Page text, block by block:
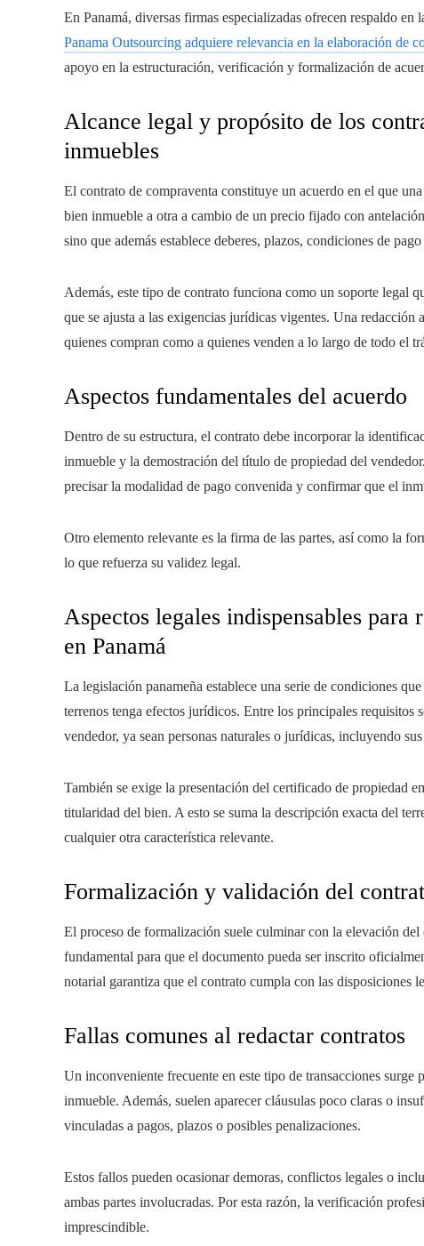
En Panamá, diversas firmas especializadas ofrecen respaldo
Panama Outsourcing adquiere relevancia en la elaboración de
apoyo en la estructuración, verificación y formalización de
Alcance legal y propósito de los
inmuebles
El contrato de compraventa constituye un acuerdo en el que
bien inmueble a otra a cambio de un precio fijado con
sino que además establece deberes, plazos, condiciones de
Además, este tipo de contrato funciona como un soporte legal
que se ajusta a las exigencias jurídicas vigentes. Una redacción
quienes compran como a quienes venden a lo largo de todo el
Aspectos fundamentales del acuerdo
Dentro de su estructura, el contrato debe incorporar la
inmueble y la demostración del título de propiedad del
precisar la modalidad de pago convenida y confirmar que el
Otro elemento relevante es la firma de las partes, así como la
lo que refuerza su validez legal.
Aspectos legales indispensables
en Panamá
La legislación panameña establece una serie de condiciones
terrenos tenga efectos jurídicos. Entre los principales
vendedor, ya sean personas naturales o jurídicas, incluyendo
También se exige la presentación del certificado de propiedad
titularidad del bien. A esto se suma la descripción exacta del
cualquier otra característica relevante.
Formalización y validación del
El proceso de formalización suele culminar con la elevación
fundamental para que el documento pueda ser inscrito
notarial garantiza que el contrato cumpla con las disposiciones
Fallas comunes al redactar contratos
Un inconveniente frecuente en este tipo de transacciones
inmueble. Además, suelen aparecer cláusulas poco claras o
vinculadas a pagos, plazos o posibles penalizaciones.
Estos fallos pueden ocasionar demoras, conflictos legales o
ambas partes involucradas. Por esta razón, la verificación
imprescindible.